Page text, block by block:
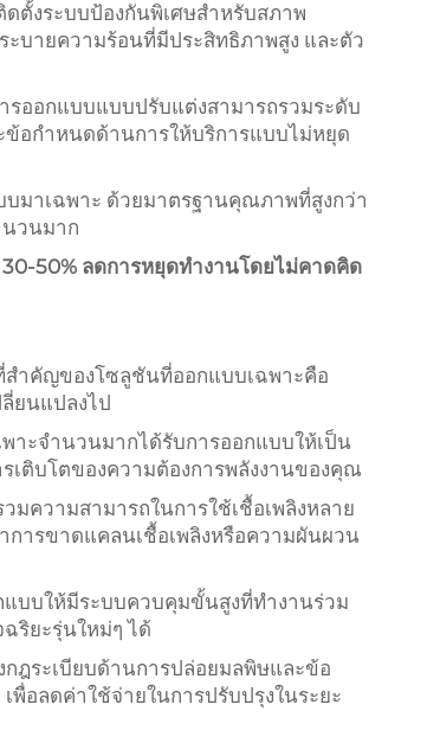
ดตั้งระบบป้องกันพิเศษสำหรับสภาพ
บายความร้อนที่มีประสิทธิภาพสูง และตัว
รออกแบบแบบปรับแต่งสามารถรวมระดับ
ข้อกำหนดด้านการให้บริการแบบไม่หยุด
มาเฉพาะ ด้วยมาตรฐานคุณภาพที่สูงกว่า
นวนมาก
30-50% ลดการหยุดทำงานโดยไม่คาดคิด
สำคัญของโซลูชันที่ออกแบบเฉพาะคือ
ยนแปลงไป
าะจำนวนมากได้รับการออกแบบให้เป็น
เติบโตของความต้องการพลังงานของคุณ
มความสามารถในการใช้เชื้อเพลิงหลาย
ารขาดแคลนเชื้อเพลิงหรือความผันผวน
บบให้มีระบบควบคุมขั้นสูงที่ทำงานร่วม
ริยะรุ่นใหม่ๆ ได้
ฎระเบียบด้านการปล่อยมลพิษและข้อ
อลดค่าใช้จ่ายในการปรับปรุงในระยะ